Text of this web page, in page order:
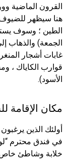
القرون الماضية
هنا سيظهر
الطين ؛ وسوف
الجمعة) والذهاب
غابات أشجار
قوارب الكاياك ،
الأسود).
مكان الإقامة
أولئك الذين
في فندق محترم
خلابة وشاطئ